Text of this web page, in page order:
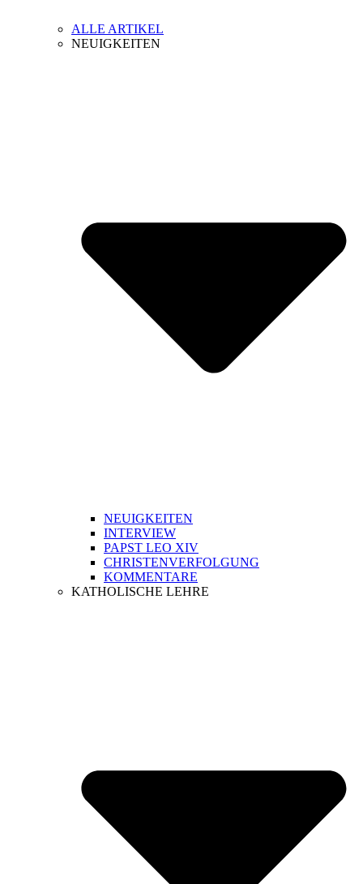
ALLE ARTIKEL
NEUIGKEITEN
NEUIGKEITEN
INTERVIEW
PAPST LEO XIV
CHRISTENVERFOLGUNG
KOMMENTARE
KATHOLISCHE LEHRE